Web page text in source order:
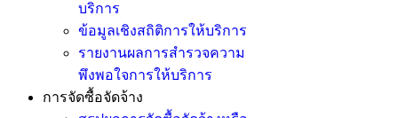
บริการ
ข้อมูลเชิงสถิติการให้บริการ
รายงานผลการสำรวจความ
พึงพอใจการให้บริการ
การจัดซื้อจัดจ้าง